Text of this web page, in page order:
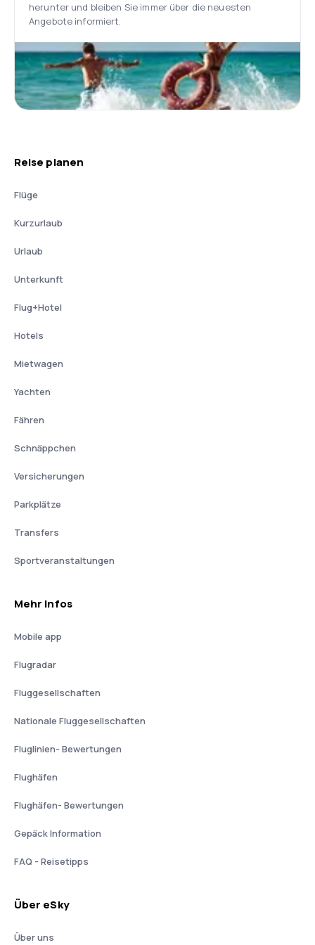
herunter und bleiben Sie immer über die neuesten
Angebote informiert.
Reise planen
Flüge
Kurzurlaub
Urlaub
Unterkunft
Flug+Hotel
Hotels
Mietwagen
Yachten
Fähren
Schnäppchen
Versicherungen
Parkplätze
Transfers
Sportveranstaltungen
Mehr Infos
Mobile app
Flugradar
Fluggesellschaften
Nationale Fluggesellschaften
Fluglinien- Bewertungen
Flughäfen
Flughäfen- Bewertungen
Gepäck Information
FAQ - Reisetipps
Über eSky
Über uns